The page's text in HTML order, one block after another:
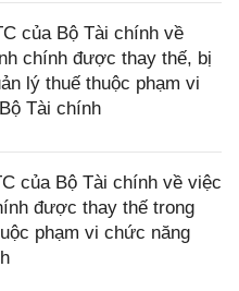
của Bộ Tài chính về
chính được thay thế, bị
lý thuế thuộc phạm vi
Tài chính
của Bộ Tài chính về việc
được thay thế trong
phạm vi chức năng